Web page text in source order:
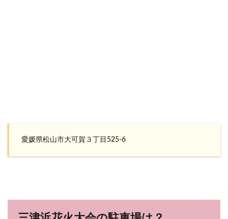
愛媛県松山市大可賀３丁目525-6